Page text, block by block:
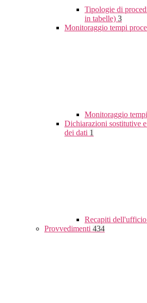
Tipologie di
in tabelle) 3
Monitoraggio tempi
Monitoraggio
Dichiarazioni sostitutive
dei dati 1
Recapiti dell'ufficio
Provvedimenti 434